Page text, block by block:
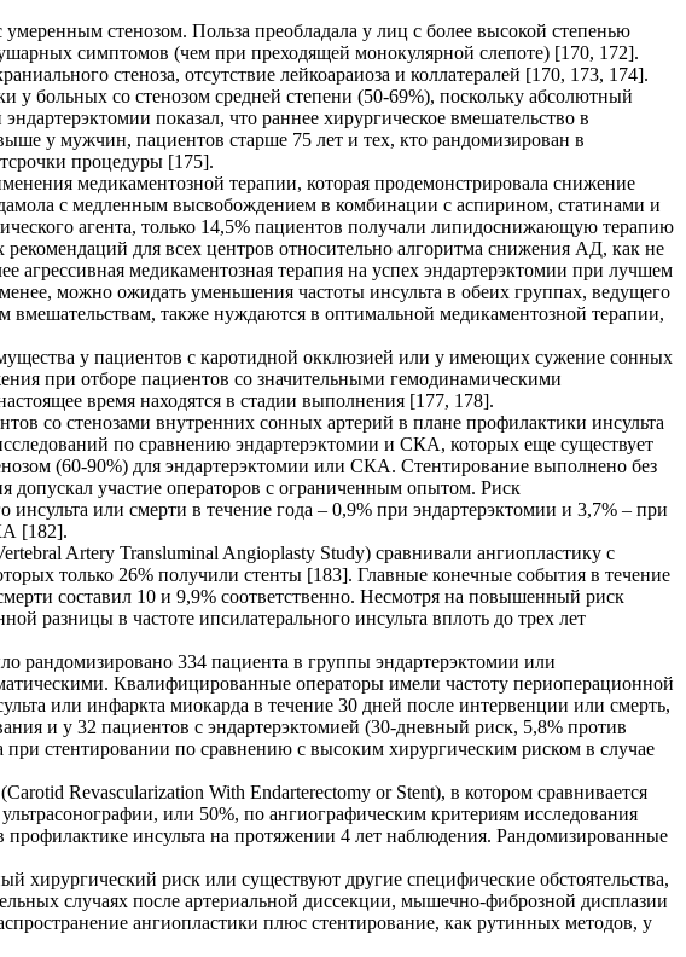
стенозом. Польза преобладала у лиц с более высокой степенью
симптомов (чем при преходящей монокулярной слепоте) [170, 172].
стеноза, отсутствие лейкоараиоза и коллатералей [170, 173, 174].
у больных со стенозом средней степени (50-69%), поскольку абсолютный
показал, что раннее хирургическое вмешательство в
у мужчин, пациентов старше 75 лет и тех, кто рандомизирован в
процедуры [175].
медикаментозной терапии, которая продемонстрировала снижение
с медленным высвобождением в комбинации с аспирином, статинами и
агента, только 14,5% пациентов получали липидоснижающую терапию
для всех центров относительно алгоритма снижения АД, как не
агрессивная медикаментозная терапия на успех эндартерэктомии при лучшем
можно ожидать уменьшения частоты инсульта в обеих группах, ведущего
также нуждаются в оптимальной медикаментозной терапии,
у пациентов с каротидной окклюзией или у имеющих сужение сонных
при отборе пациентов со значительными гемодинамическими
время находятся в стадии выполнения [177, 178].
со стенозами внутренних сонных артерий в плане профилактики инсульта
по сравнению эндартерэктомии и CКА, которых еще существует
(60-90%) для эндартерэктомии или CКА. Стентирование выполнено без
участие операторов с ограниченным опытом. Риск
или смерти в течение года – 0,9% при эндартерэктомии и 3,7% – при
[182].
Artery Transluminal Angioplasty Study) сравнивали ангиопластику с
только 26% получили стенты [183]. Главные конечные события в течение
составил 10 и 9,9% соответственно. Несмотря на повышенный риск
разницы в частоте ипсилатерального инсульта вплоть до трех лет
рандомизировано 334 пациента в группы эндартерэктомии или
Квалифицированные операторы имели частоту периоперационной
или инфаркта миокарда в течение 30 дней после интервенции или смерть,
и у 32 пациентов с эндартерэктомией (30-дневный риск, 5,8% против
стентировании по сравнению с высоким хирургическим риском в случае
Revascularization With Endarterectomy or Stent), в котором сравнивается
или 50%, по ангиографическим критериям исследования
инсульта на протяжении 4 лет наблюдения. Рандомизированные
риск или существуют другие специфические обстоятельства,
случаях после артериальной диссекции, мышечно-фиброзной дисплазии
ангиопластики плюс стентирование, как рутинных методов, у